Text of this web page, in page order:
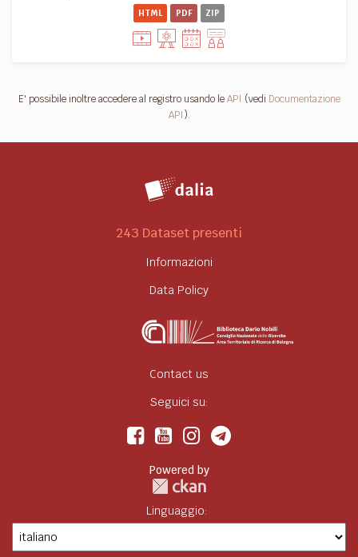
HTML PDF ZIP
E' possibile inoltre accedere al registro usando leAPI (vedi Documentazione
API).
243 Dataset presenti
Informazioni
Data Policy
Contact us
Seguici su:
Powered by
Linguaggio